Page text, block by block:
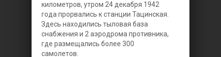
километров, утром 24 декабря 1942
года прорвались к станции Тацинская.
Здесь находились тыловая база
снабжения и 2 аэродрома противника,
где размещались более 300
самолетов.